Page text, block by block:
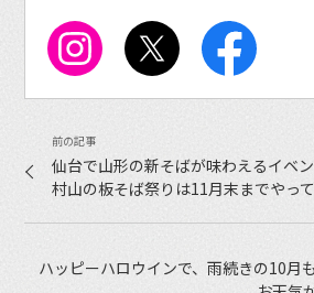
仙台で山形の新そばが味わえるイベ
村山の板そば祭りは11月末までやっ
ハッピーハロウインで、雨続きの10月